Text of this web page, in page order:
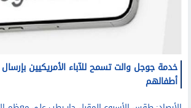
خدمة جوجل والت تسمح للآباء الأمريكيين
أطفالهم